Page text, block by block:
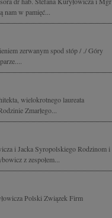
w pamięć...
zerwanym spod stóp / ./ Góry
wielokrotnego laureata
Zmarłego...
i Jacka Syropolskiego Rodzinom i
z zespołem...
Polski Związek Firm
Partnerów